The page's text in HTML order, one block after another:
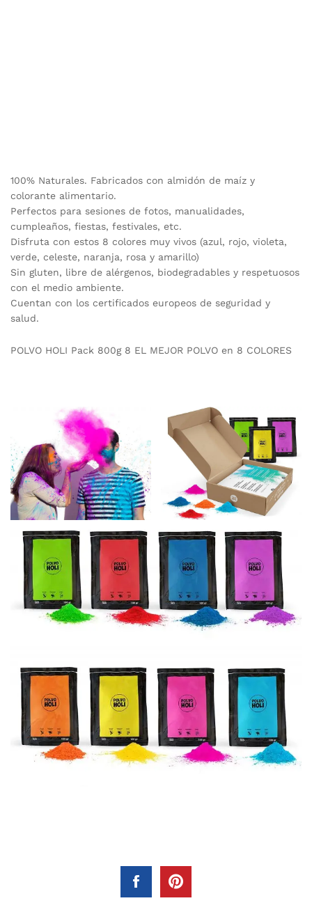
100% Naturales. Fabricados con almidón de maíz y
colorante alimentario.
Perfectos para sesiones de fotos, manualidades,
cumpleaños, fiestas, festivales, etc.
Disfruta con estos 8 colores muy vivos (azul, rojo, violeta,
verde, celeste, naranja, rosa y amarillo)
Sin gluten, libre de alérgenos, biodegradables y respetuosos
con el medio ambiente.
Cuentan con los certificados europeos de seguridad y
salud.
POLVO HOLI Pack 800g 8 EL MEJOR POLVO en 8 COLORES